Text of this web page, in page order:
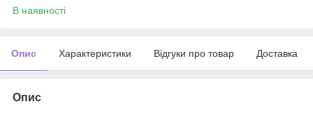
В наявності
Опис Характеристики Відгуки про товар Доставка
Опис